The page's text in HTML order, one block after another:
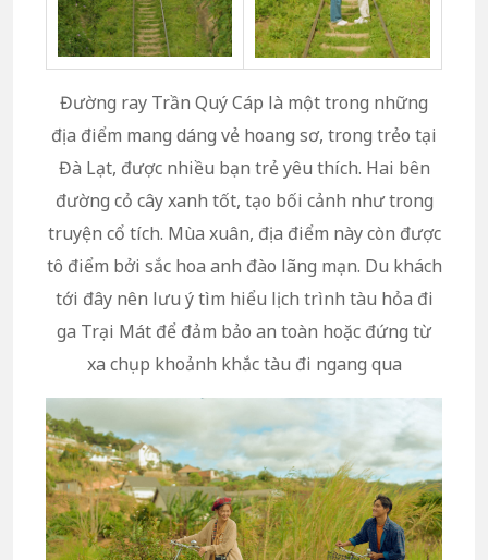
Đường ray Trần Quý Cáp là một trong những
địa điểm mang dáng vẻ hoang sơ, trong trẻo tại
Đà Lạt, được nhiều bạn trẻ yêu thích. Hai bên
đường cỏ cây xanh tốt, tạo bối cảnh như trong
truyện cổ tích. Mùa xuân, địa điểm này còn được
tô điểm bởi sắc hoa anh đào lãng mạn. Du khách
tới đây nên lưu ý tìm hiểu lịch trình tàu hỏa đi
ga Trại Mát để đảm bảo an toàn hoặc đứng từ
xa chụp khoảnh khắc tàu đi ngang qua